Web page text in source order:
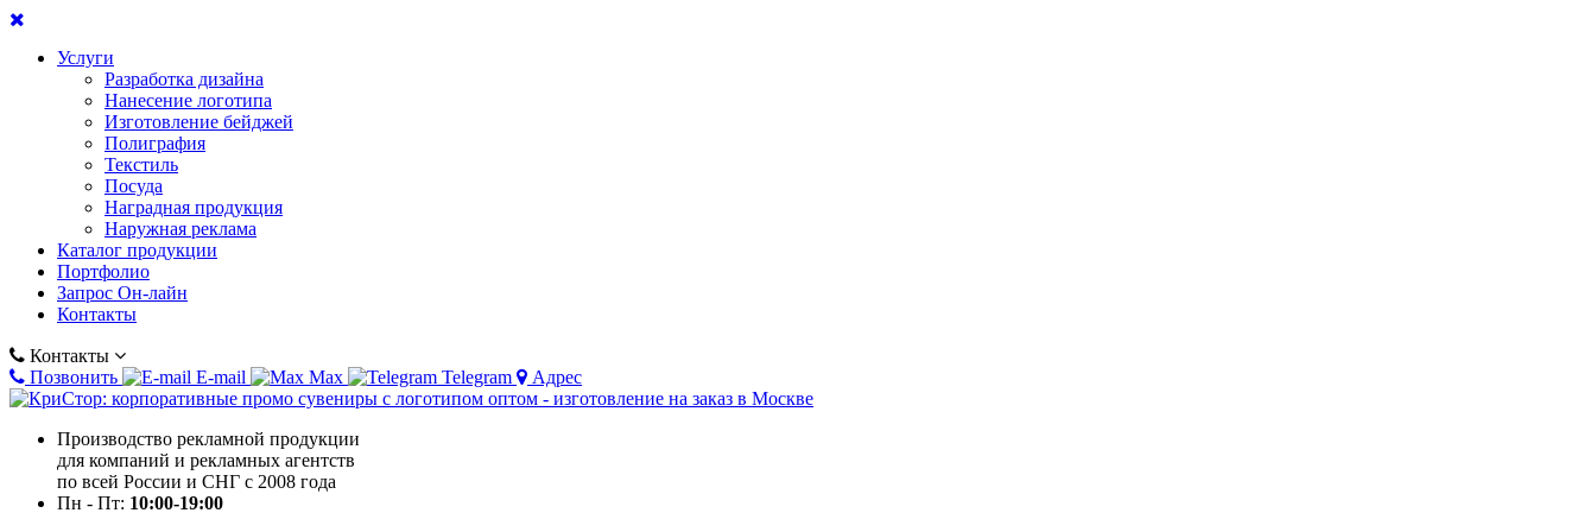
Услуги
Разработка дизайна
Нанесение логотипа
Изготовление бейджей
Полиграфия
Текстиль
Посуда
Наградная продукция
Наружная реклама
Каталог продукции
Портфолио
Запрос Он-лайн
Контакты
Контакты
Позвонить
E-mail Max Telegram Адрес
Производство рекламной продукции
для компаний и рекламных агентств
по всей России и СНГ с 2008 года
Пн - Пт: 10:00-19:00